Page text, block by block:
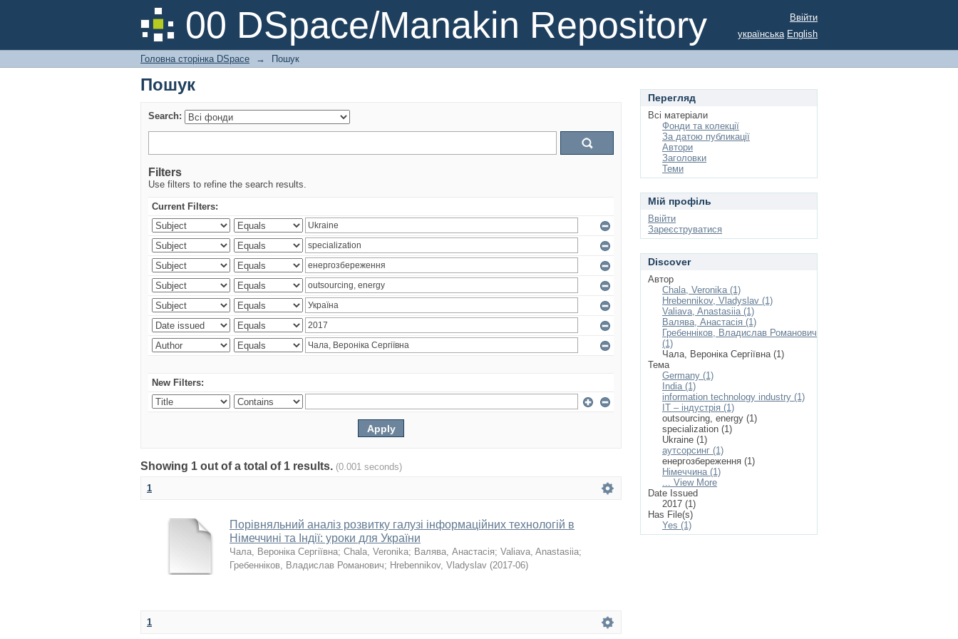
00 DSpace/Manakin Repository
Пошук
Ввійти
українська English
Головна сторінка DSpace → Пошук
Пошук
Search:
Filters
Use filters to refine the search results.
Current Filters:
New Filters:
Showing 1 out of a total of 1 results. (0.001 seconds)
1
Порівняльний аналіз розвитку галузі інформаційних технологій в
Німеччині та Індії: уроки для України
Чала, Вероніка Сергіївна; Chala, Veronika; Валява, Анастасія; Valiava, Anastasiia;
Гребенніков, Владислав Романович; Hrebennikov, Vladyslav (2017-06)
1
Перегляд
Всі матеріали
Фонди та колекції
За датою публикації
Автори
Заголовки
Теми
Мій профіль
Ввійти
Зареєструватися
Discover
Автор
Chala, Veronika (1)
Hrebennikov, Vladyslav (1)
Valiava, Anastasiia (1)
Валява, Анастасія (1)
Гребенніков, Владислав Романович
(1)
Чала, Вероніка Сергіївна (1)
Тема
Germany (1)
India (1)
information technology industry (1)
IT – індустрія (1)
outsourcing, energy (1)
specialization (1)
Ukraine (1)
аутсорсинг (1)
енергозбереження (1)
Німеччина (1)
... View More
Date Issued
2017 (1)
Has File(s)
Yes (1)